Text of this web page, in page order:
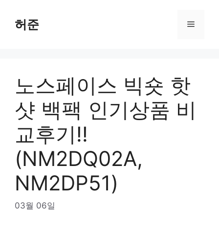
content
허준 Menu
노스페이스 빅숏 핫
샷 백팩 인기상품 비
교후기!!
(NM2DQ02A,
NM2DP51)
03월 06일